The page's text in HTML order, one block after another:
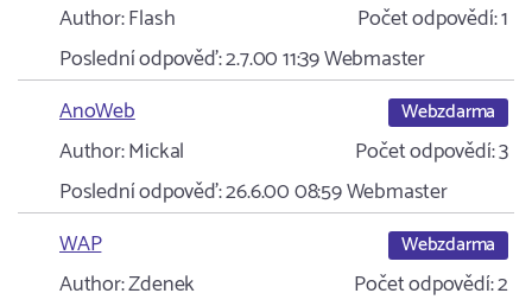
Author:Flash Počet odpovědí:1
Poslední odpověď:2.7.00 11:39Webmaster
AnoWeb
Webzdarma
Author:Mickal Počet odpovědí:3
Poslední odpověď:26.6.00 08:59Webmaster
WAP
Webzdarma
Author:Zdenek Počet odpovědí:2